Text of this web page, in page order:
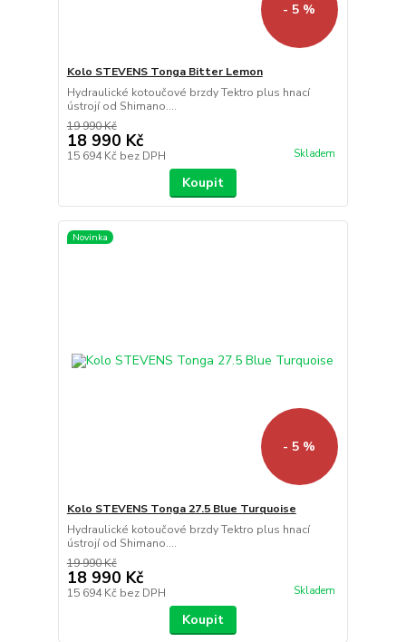
- 5 %
Kolo STEVENS Tonga Bitter Lemon
Hydraulické kotoučové brzdy Tektro plus hnací
ústrojí od Shimano....
19 990 Kč
18 990 Kč
15 694 Kč bez DPH Skladem
Koupit
Novinka
- 5 %
Kolo STEVENS Tonga 27.5 Blue Turquoise
Hydraulické kotoučové brzdy Tektro plus hnací
ústrojí od Shimano....
19 990 Kč
18 990 Kč
15 694 Kč bez DPH Skladem
Koupit